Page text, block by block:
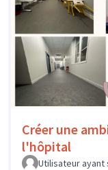
Créer une
l'hôpital
Utilisateur